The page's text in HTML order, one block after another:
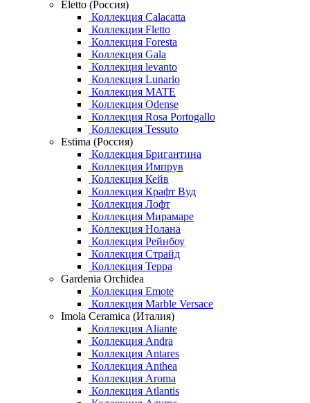
Eletto (Россия)
Коллекция Calacatta
Коллекция Fletto
Коллекция Foresta
Коллекция Gala
Коллекция levanto
Коллекция Lunario
Коллекция MATE
Коллекция Odense
Коллекция Rosa Portogallo
Коллекция Tessuto
Estima (Россия)
Коллекция Бригантина
Коллекция Импрув
Коллекция Кейв
Коллекция Крафт Вуд
Коллекция Лофт
Коллекция Мирамаре
Коллекция Нолана
Коллекция Рейнбоу
Коллекция Страйд
Коллекция Терра
Gardenia Orchidea
Коллекция Emote
Коллекция Marble Versace
Imola Ceramica (Италия)
Коллекция Aliante
Коллекция Andra
Коллекция Antares
Коллекция Anthea
Коллекция Aroma
Коллекция Atlantis